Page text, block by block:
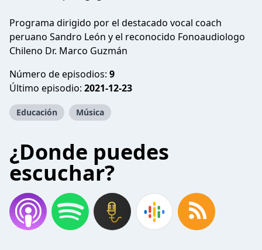
Programa dirigido por el destacado vocal coach
peruano Sandro León y el reconocido Fonoaudiologo
Chileno Dr. Marco Guzmán
Número de episodios: 9
Último episodio: 2021-12-23
Educación Música
¿Donde puedes
escuchar?